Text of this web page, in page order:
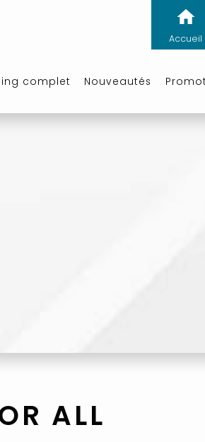
Accueil
complet Nouveautés
ALL